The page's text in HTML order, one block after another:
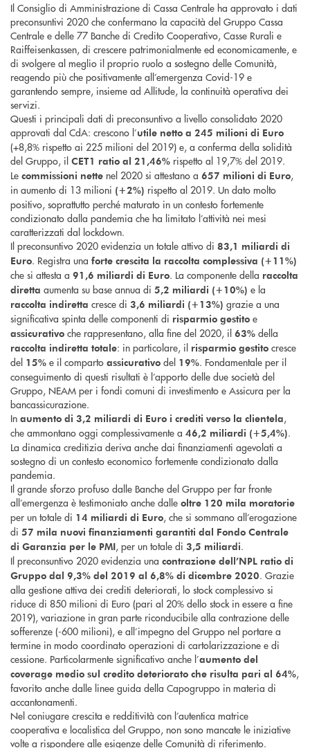
Il Consiglio di Amministrazione di Cassa Centrale ha approvato i dati
preconsuntivi 2020 che confermano la capacità del Gruppo Cassa
Centrale e delle 77 Banche di Credito Cooperativo, Casse Rurali e
Raiffeisenkassen, di crescere patrimonialmente ed economicamente, e
di svolgere al meglio il proprio ruolo a sostegno delle Comunità,
reagendo più che positivamente all’emergenza Covid-19 e
garantendo sempre, insieme ad Allitude, la continuità operativa dei
servizi.
Questi i principali dati di preconsuntivo a livello consolidato 2020
approvati dal CdA: crescono l’utile netto a 245 milioni di Euro
(+8,8% rispetto ai 225 milioni del 2019) e, a conferma della solidità
del Gruppo, il CET1 ratio al 21,46% rispetto al 19,7% del 2019.
Le commissioni nette nel 2020 si attestano a 657 milioni di Euro,
in aumento di 13 milioni (+2%) rispetto al 2019. Un dato molto
positivo, soprattutto perché maturato in un contesto fortemente
condizionato dalla pandemia che ha limitato l’attività nei mesi
caratterizzati dal lockdown.
Il preconsuntivo 2020 evidenzia un totale attivo di 83,1 miliardi di
Euro. Registra una forte crescita la raccolta complessiva (+11%)
che si attesta a 91,6 miliardi di Euro. La componente della raccolta
diretta aumenta su base annua di 5,2 miliardi (+10%) e la
raccolta indiretta cresce di 3,6 miliardi (+13%) grazie a una
significativa spinta delle componenti di risparmio gestito e
assicurativo che rappresentano, alla fine del 2020, il 63% della
raccolta indiretta totale: in particolare, il risparmio gestito cresce
del 15% e il comparto assicurativo del 19%. Fondamentale per il
conseguimento di questi risultati è l’apporto delle due società del
Gruppo, NEAM per i fondi comuni di investimento e Assicura per la
bancassicurazione.
In aumento di 3,2 miliardi di Euro i crediti verso la clientela,
che ammontano oggi complessivamente a 46,2 miliardi (+5,4%).
La dinamica creditizia deriva anche dai finanziamenti agevolati a
sostegno di un contesto economico fortemente condizionato dalla
pandemia.
Il grande sforzo profuso dalle Banche del Gruppo per far fronte
all’emergenza è testimoniato anche dalle oltre 120 mila moratorie
per un totale di 14 miliardi di Euro, che si sommano all’erogazione
di 57 mila nuovi finanziamenti garantiti dal Fondo Centrale
di Garanzia per le PMI, per un totale di 3,5 miliardi.
Il preconsuntivo 2020 evidenzia una contrazione dell’NPL ratio di
Gruppo dal 9,3% del 2019 al 6,8% di dicembre 2020. Grazie
alla gestione attiva dei crediti deteriorati, lo stock complessivo si
riduce di 850 milioni di Euro (pari al 20% dello stock in essere a fine
2019), variazione in gran parte riconducibile alla contrazione delle
sofferenze (-600 milioni), e all’impegno del Gruppo nel portare a
termine in modo coordinato operazioni di cartolarizzazione e di
cessione. Particolarmente significativo anche l’aumento del
coverage medio sul credito deteriorato che risulta pari al 64%,
favorito anche dalle linee guida della Capogruppo in materia di
accantonamenti.
Nel coniugare crescita e redditività con l’autentica matrice
cooperativa e localistica del Gruppo, non sono mancate le iniziative
volte a rispondere alle esigenze delle Comunità di riferimento.